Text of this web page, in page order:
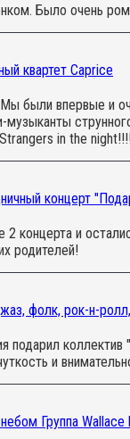
Было очень
квартет Caprice
Мы были впервые и
in the
концерт
концерта и
родителей!
фолк, рок-н-
подарил
и
Группа